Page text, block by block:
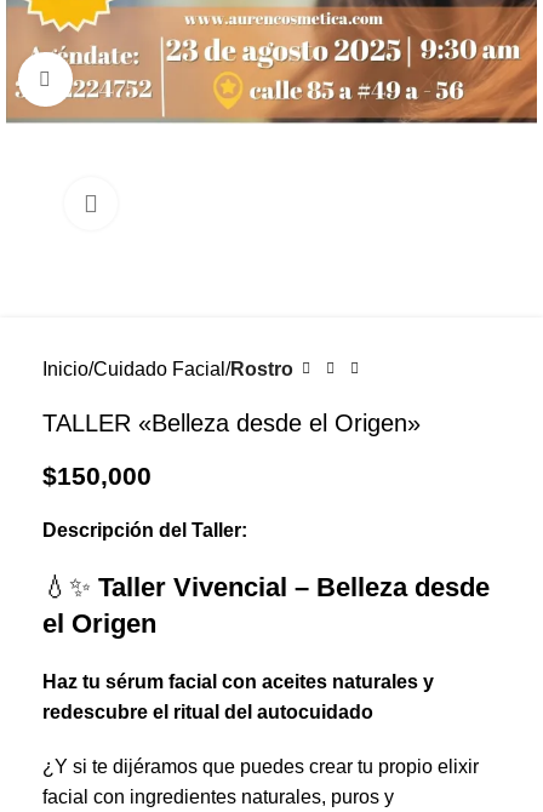
Click to enlarge
Inicio Cuidado Facial Rostro
TALLER «Belleza desde el Origen»
$150,000
Descripción del Taller:
💧✨ Taller Vivencial – Belleza desde
el Origen
Haz tu sérum facial con aceites naturales y
redescubre el ritual del autocuidado
¿Y si te dijéramos que puedes crear tu propio elixir
facial con ingredientes naturales, puros y